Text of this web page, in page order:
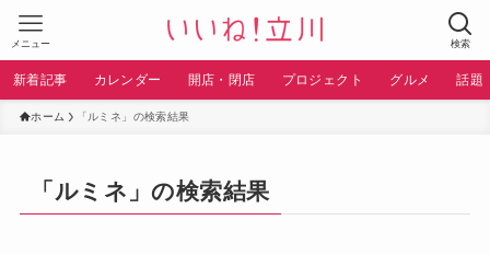
検索
メニュー
新着記事 カレンダー 開店・閉店 プロジェクト グルメ 話題
ホーム 「ルミネ」の検索結果
「ルミネ」の検索結果